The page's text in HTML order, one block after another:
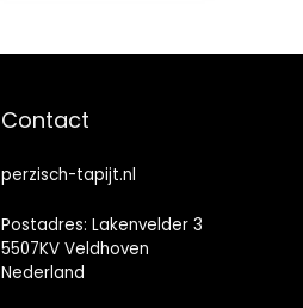
Contact
perzisch-tapijt.nl
Postadres: Lakenvelder 3
5507KV Veldhoven
Nederland